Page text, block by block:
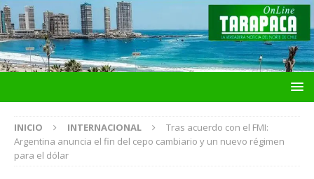
INICIO INTERNACIONAL
Tras acuerdo con el FMI:
Argentina anuncia el fin del cepo cambiario y un nuevo régimen
para el dólar